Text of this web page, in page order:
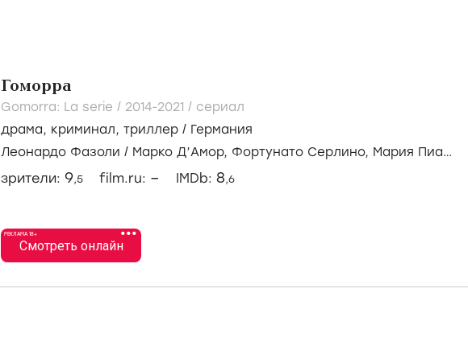
Гоморра
Gomorra: La serie / 2014-2021 / сериал
драма, криминал, триллер / Германия
Леонардо Фазоли / Марко Д’Амор, Фортунато Серлино, Мария Пиа
зрители: 9,5 film.ru: – IMDb: 8,6
•••
РЕКЛАМА 18+
Смотреть онлайн